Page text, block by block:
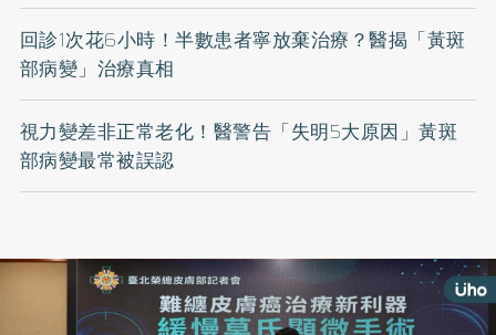
回診1次花6小時！半數患者寧放棄治療？醫揭「黃斑
部病變」治療真相
視力變差非正常老化！醫警告「失明5大原因」黃斑
部病變最常被誤認